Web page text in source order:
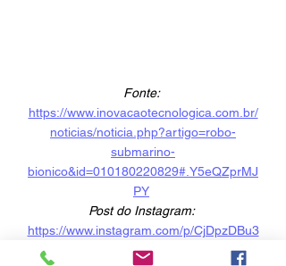
Fonte:
https://www.inovacaotecnologica.com.br/
noticias/noticia.php?artigo=robo-
submarino-
bionico&id=010180220829#.Y5eQZprMJ
PY
Post do Instagram:
https://www.instagram.com/p/CjDpzDBu3
_x/